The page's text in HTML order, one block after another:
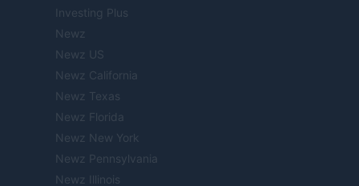
Investing Plus
Newz
Newz US
Newz California
Newz Texas
Newz Florida
Newz New York
Newz Pennsylvania
Newz Illinois